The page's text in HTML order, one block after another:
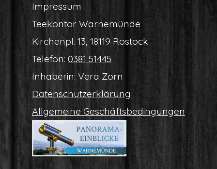
Impres­sum
Tee­kon­tor Warnemünde
Kir­chen­pl. 13, 18119 Rostock
Tele­fon: 0381 51445
Inha­be­rin: Vera Zorn
Daten­schutz­er­klä­rung
All­ge­mei­ne Geschäftsbedingungen